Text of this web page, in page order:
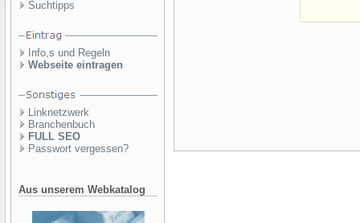
Suchtipps
Info,s und Regeln
Webseite eintragen
Linknetzwerk
Branchenbuch
FULL SEO
Passwort vergessen?
Aus unserem Webkatalog